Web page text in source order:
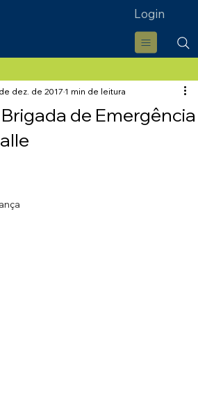
Login
de Emergência
dez. de 2017 1 min de leitura